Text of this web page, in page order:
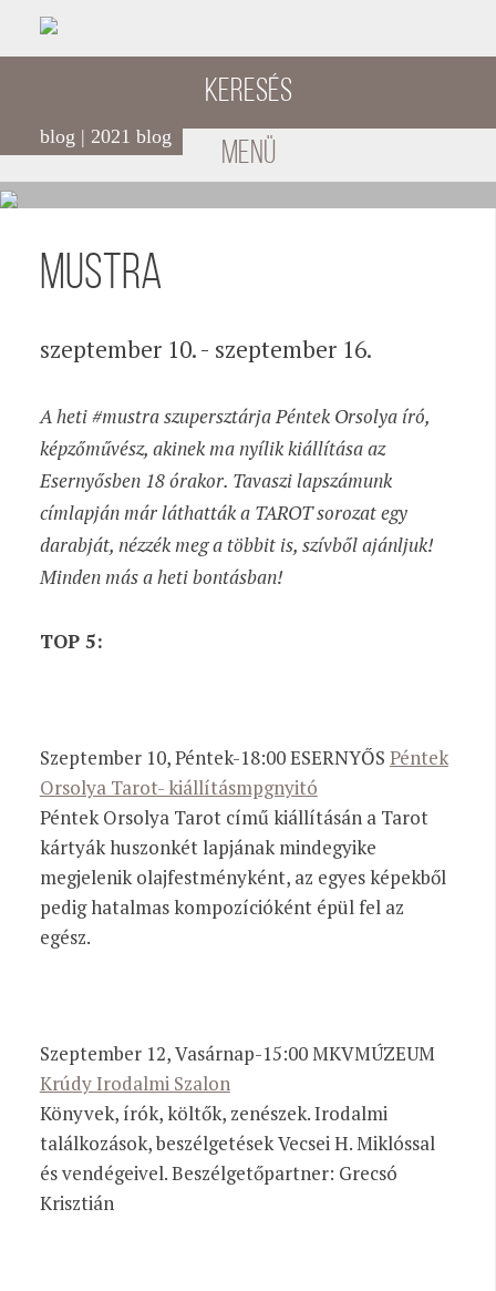
Keresés
menü
blog | 2021 blog
MUSTRA
szeptember 10. - szeptember 16.
A heti #mustra szupersztárja Péntek Orsolya író,
képzőművész, akinek ma nyílik kiállítása az
Esernyősben 18 órakor. Tavaszi lapszámunk
címlapján már láthatták a TAROT sorozat egy
darabját, nézzék meg a többit is, szívből ajánljuk!
Minden más a heti bontásban!
TOP 5:
Szeptember 10, Péntek-18:00 ESERNYŐS Péntek
Orsolya Tarot- kiállításmpgnyitó
Péntek Orsolya Tarot című kiállításán a Tarot
kártyák huszonkét lapjának mindegyike
megjelenik olajfestményként, az egyes képekből
pedig hatalmas kompozícióként épül fel az
egész.
Szeptember 12, Vasárnap-15:00 MKVMÚZEUM
Krúdy Irodalmi Szalon
Könyvek, írók, költők, zenészek. Irodalmi
találkozások, beszélgetések Vecsei H. Miklóssal
és vendégeivel. Beszélgetőpartner: Grecsó
Krisztián